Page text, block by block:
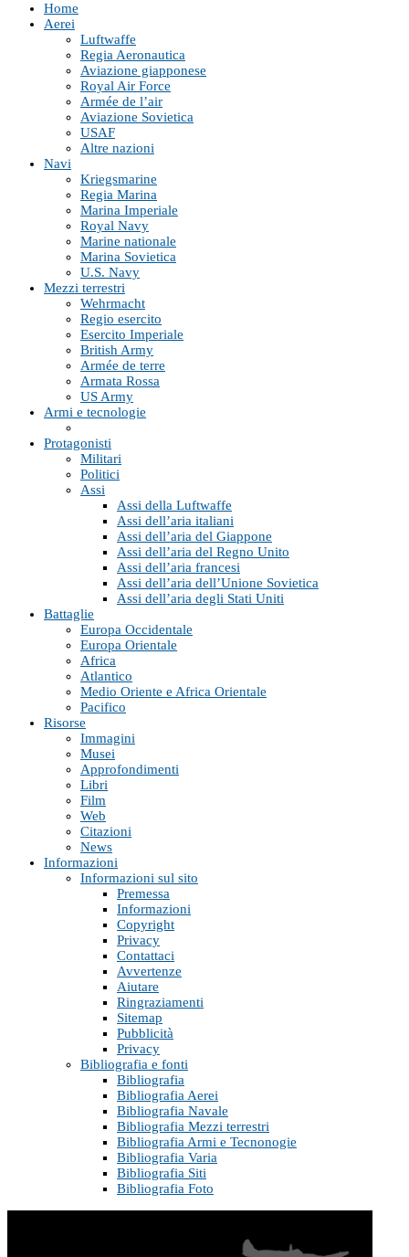
Home
Aerei
Luftwaffe
Regia Aeronautica
Aviazione giapponese
Royal Air Force
Armée de l’air
Aviazione Sovietica
USAF
Altre nazioni
Navi
Kriegsmarine
Regia Marina
Marina Imperiale
Royal Navy
Marine nationale
Marina Sovietica
U.S. Navy
Mezzi terrestri
Wehrmacht
Regio esercito
Esercito Imperiale
British Army
Armée de terre
Armata Rossa
US Army
Armi e tecnologie
Protagonisti
Militari
Politici
Assi
Assi della Luftwaffe
Assi dell’aria italiani
Assi dell’aria del Giappone
Assi dell’aria del Regno Unito
Assi dell’aria francesi
Assi dell’aria dell’Unione Sovietica
Assi dell’aria degli Stati Uniti
Battaglie
Europa Occidentale
Europa Orientale
Africa
Atlantico
Medio Oriente e Africa Orientale
Pacifico
Risorse
Immagini
Musei
Approfondimenti
Libri
Film
Web
Citazioni
News
Informazioni
Informazioni sul sito
Premessa
Informazioni
Copyright
Privacy
Contattaci
Avvertenze
Aiutare
Ringraziamenti
Sitemap
Pubblicità
Privacy
Bibliografia e fonti
Bibliografia
Bibliografia Aerei
Bibliografia Navale
Bibliografia Mezzi terrestri
Bibliografia Armi e Tecnonogie
Bibliografia Varia
Bibliografia Siti
Bibliografia Foto